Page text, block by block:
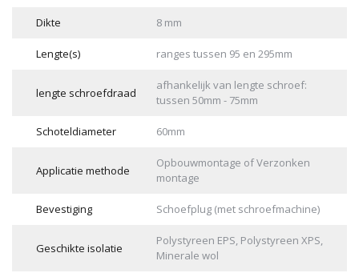
Dikte 8 mm
Lengte(s) ranges tussen 95 en 295mm
lengte schroefdraad
afhankelijk van lengte schroef:
tussen 50mm - 75mm
Schoteldiameter 60mm
Applicatie methode
Opbouwmontage of Verzonken
montage
Bevestiging Schoefplug (met schroefmachine)
Geschikte isolatie
Polystyreen EPS, Polystyreen XPS,
Minerale wol